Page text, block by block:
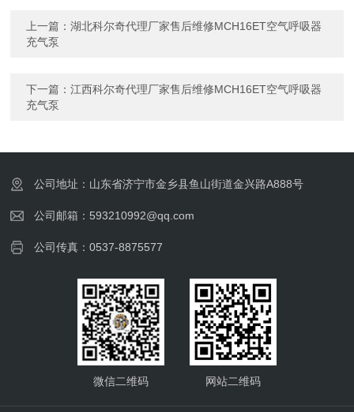
上一篇：湖北科尔奇代理厂家售后维修MCH16ET空气呼吸器
充气泵
下一篇：江西科尔奇代理厂家售后维修MCH16ET空气呼吸器
充气泵
公司地址：山东省济宁市金乡县鱼山街道金兴路A888号
公司邮箱：593210992@qq.com
公司传真：0537-8875577
微信二维码 网站二维码